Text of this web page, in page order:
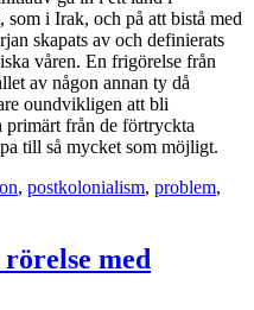
i Irak, och på att bistå med
skapats av och definierats
våren. En frigörelse från
av någon annan ty då
oundvikligen att bli
primärt från de förtryckta
till så mycket som möjligt.
, postkolonialism, problem,
med